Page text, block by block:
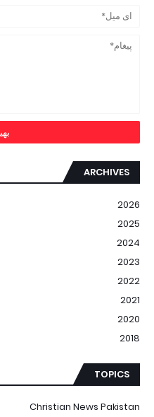
ARCHIVES
2026
2025
2024
2023
2022
2021
2020
2018
TOPICS
Christian News Pakistan